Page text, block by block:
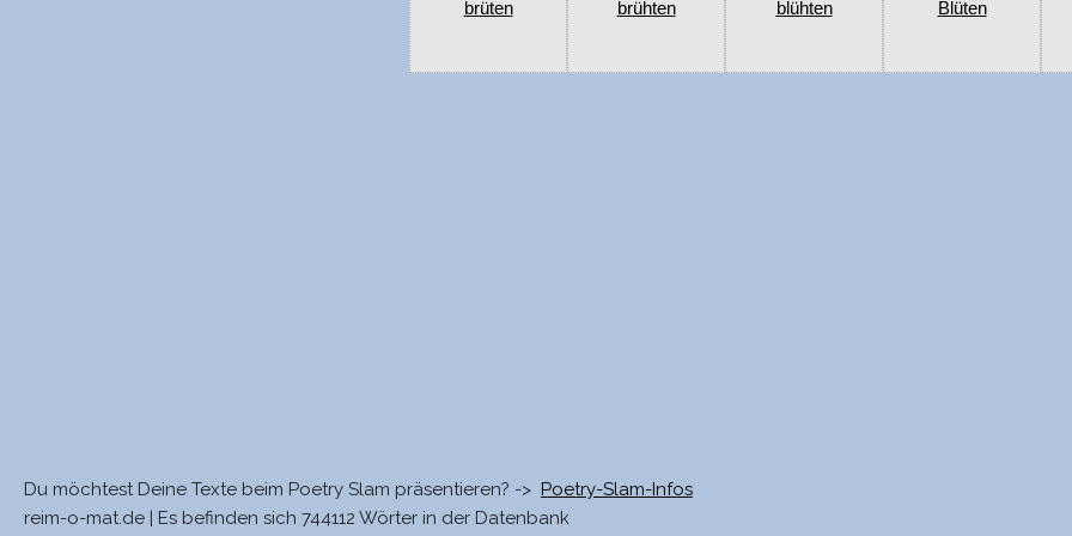
brüten brühten blühten Blüten
Du möchtest Deine Texte beim Poetry Slam präsentieren? -> Poetry-Slam-Infos
reim-o-mat.de | Es befinden sich 744112 Wörter in der Datenbank